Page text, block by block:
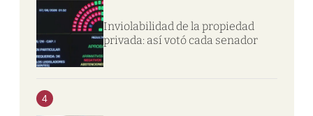
Inviolabilidad de la propiedad
privada: así votó cada senador
4